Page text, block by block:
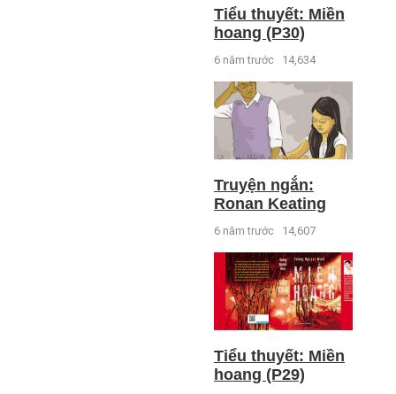
Tiểu thuyết: Miền
hoang (P30)
6 năm trước 14,634
Truyện ngắn:
Ronan Keating
6 năm trước 14,607
Tiểu thuyết: Miền
hoang (P29)